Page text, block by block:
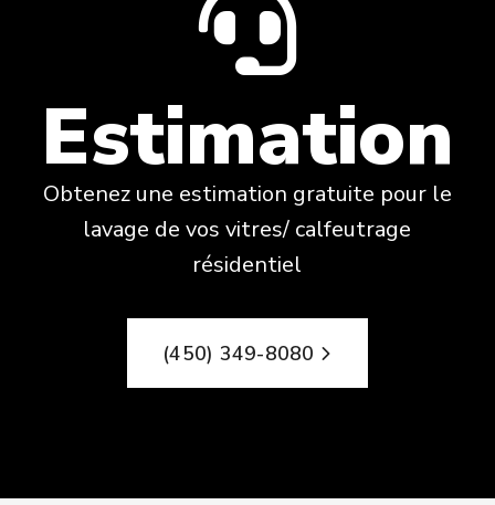
Estimation
Obtenez une estimation gratuite pour le
lavage de vos vitres/ calfeutrage
résidentiel
(450) 349-8080